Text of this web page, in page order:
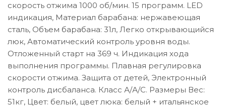
скорость отжима 1000 об/мин. 15 программ. LED
индикация, Материал барабана: нержавеющая
сталь, Объем барабана: 31л, Легко открывающийся
люк, Автоматический контроль уровня воды.
Отложенный старт на 369 ч. Индикация хода
выполнения программы. Плавная регулировка
скорости отжима. Защита от детей, Электронный
контроль дисбаланса. Класс А/А/С. Размеры Вес:
51кг, Цвет: белый, цвет люка: белый + итальянское